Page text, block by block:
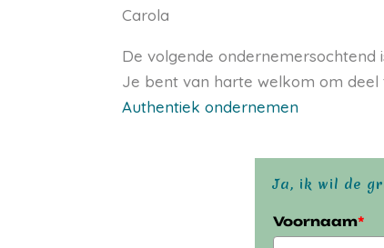
Carola
De volgende ondernemersochtend
Je bent van harte welkom om
Authentiek ondernemen
Ja, ik wil de
Voornaam*